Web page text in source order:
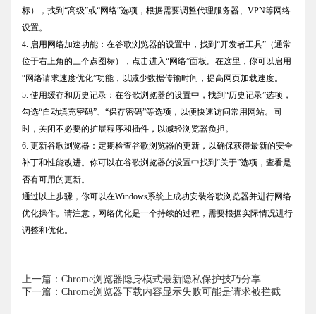
标），找到“高级”或“网络”选项，根据需要调整代理服务器、VPN等网络
设置。
4. 启用网络加速功能：在谷歌浏览器的设置中，找到“开发者工具”（通常
位于右上角的三个点图标），点击进入“网络”面板。在这里，你可以启用
“网络请求速度优化”功能，以减少数据传输时间，提高网页加载速度。
5. 使用缓存和历史记录：在谷歌浏览器的设置中，找到“历史记录”选项，
勾选“自动填充密码”、“保存密码”等选项，以便快速访问常用网站。同
时，关闭不必要的扩展程序和插件，以减轻浏览器负担。
6. 更新谷歌浏览器：定期检查谷歌浏览器的更新，以确保获得最新的安全
补丁和性能改进。你可以在谷歌浏览器的设置中找到“关于”选项，查看是
否有可用的更新。
通过以上步骤，你可以在Windows系统上成功安装谷歌浏览器并进行网络
优化操作。请注意，网络优化是一个持续的过程，需要根据实际情况进行
调整和优化。
上一篇：Chrome浏览器隐身模式最新隐私保护技巧分享
下一篇：Chrome浏览器下载内容显示失败可能是请求被拦截